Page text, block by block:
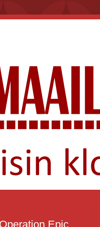
Epic